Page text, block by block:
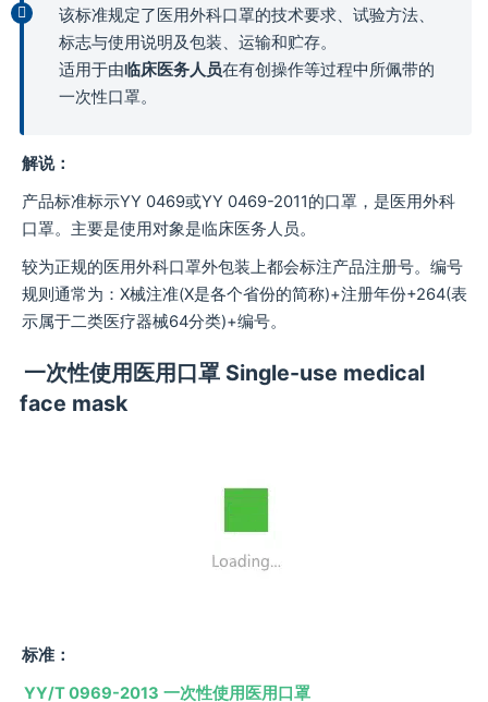
该标准规定了医用外科口罩的技术要求、试验方法、
标志与使用说明及包装、运输和贮存。
适用于由临床医务人员在有创操作等过程中所佩带的
一次性口罩。
解说：
产品标准标示YY 0469或YY 0469-2011的口罩，是医用外科
口罩。主要是使用对象是临床医务人员。
较为正规的医用外科口罩外包装上都会标注产品注册号。编号
规则通常为：X械注准(X是各个省份的简称)+注册年份+264(表
示属于二类医疗器械64分类)+编号。
一次性使用医用口罩 Single-use medical
face mask
标准：
YY/T 0969-2013 一次性使用医用口罩